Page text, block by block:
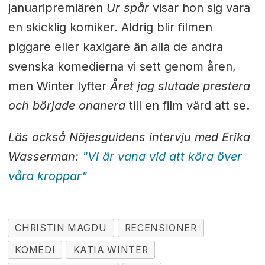
januaripremiären Ur spårvisar hon sig vara
en skicklig komiker. Aldrig blir filmen
piggare eller kaxigare än alla de andra
svenska komedierna vi sett genom åren,
men Winter lyfterÅret jag slutade prestera
och började onaneratill en film värd att se.
Läs också Nöjesguidens intervju med Erika
Wasserman: "Vi är vana vid att köra över
våra kroppar"
CHRISTIN MAGDU
RECENSIONER
KOMEDI
KATIA WINTER